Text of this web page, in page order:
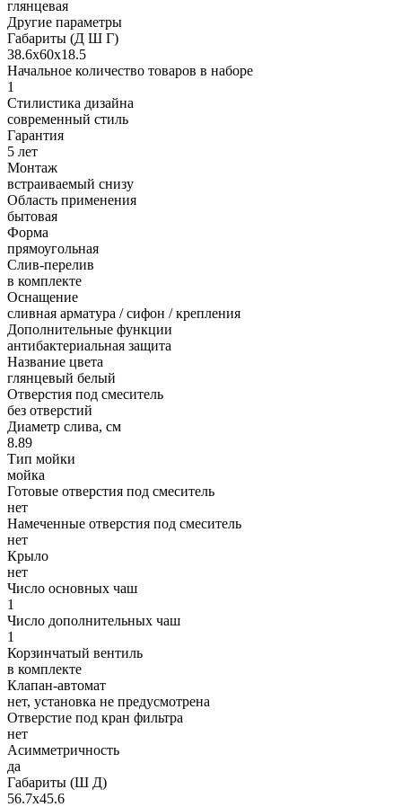
глянцевая
Другие параметры
Габариты (Д Ш Г)
38.6х60х18.5
Начальное количество товаров в наборе
1
Стилистика дизайна
современный стиль
Гарантия
5 лет
Монтаж
встраиваемый снизу
Область применения
бытовая
Форма
прямоугольная
Слив-перелив
в комплекте
Оснащение
сливная арматура / сифон / крепления
Дополнительные функции
антибактериальная защита
Название цвета
глянцевый белый
Отверстия под смеситель
без отверстий
Диаметр слива, см
8.89
Тип мойки
мойка
Готовые отверстия под смеситель
нет
Намеченные отверстия под смеситель
нет
Крыло
нет
Число основных чаш
1
Число дополнительных чаш
1
Корзинчатый вентиль
в комплекте
Клапан-автомат
нет, установка не предусмотрена
Отверстие под кран фильтра
нет
Асимметричность
да
Габариты (Ш Д)
56.7х45.6